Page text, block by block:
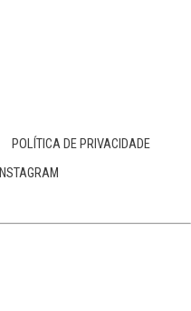
POLÍTICA DE PRIVACIDADE
INSTAGRAM